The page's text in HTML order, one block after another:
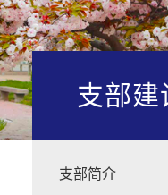
支部建
支部简介